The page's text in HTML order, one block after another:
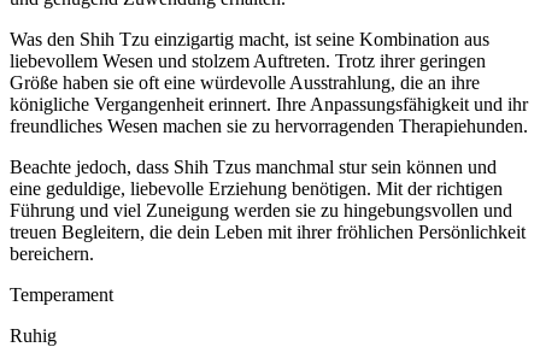
Was den Shih Tzu einzigartig macht, ist seine Kombination aus
liebevollem Wesen und stolzem Auftreten. Trotz ihrer geringen
Größe haben sie oft eine würdevolle Ausstrahlung, die an ihre
königliche Vergangenheit erinnert. Ihre Anpassungsfähigkeit und ihr
freundliches Wesen machen sie zu hervorragenden Therapiehunden.
Beachte jedoch, dass Shih Tzus manchmal stur sein können und
eine geduldige, liebevolle Erziehung benötigen. Mit der richtigen
Führung und viel Zuneigung werden sie zu hingebungsvollen und
treuen Begleitern, die dein Leben mit ihrer fröhlichen Persönlichkeit
bereichern.
Temperament
Ruhig